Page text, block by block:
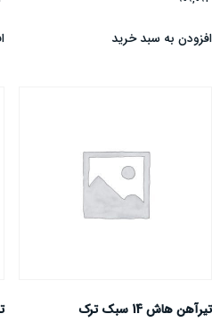
به سبد خرید
هاش 14 سبک ترک